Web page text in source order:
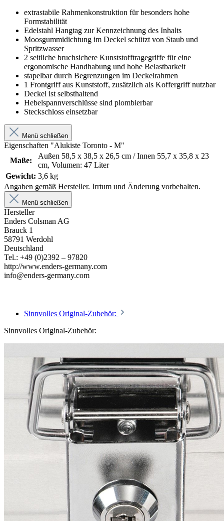
extrastabile Rahmenkonstruktion für besonders hohe
Formstabilität
Edelstahl Hangtag zur Kennzeichnung des Inhalts
Moosgummidichtung im Deckel schützt von Staub und
Spritzwasser
2 seitliche bruchsichere Kunststofftragegriffe für eine
ergonomische Handhabung und hohe Belastbarkeit
stapelbar durch Begrenzungen im Deckelrahmen
1 Frontgriff aus Kunststoff, zusätzlich als Koffergriff nutzbar
Deckel ist selbsthaltend
Hebelspannverschlüsse sind plombierbar
Steckschloss einsetzbar
Menü schließen
Eigenschaften "Alukiste Toronto - M"
Maße:
Außen 58,5 x 38,5 x 26,5 cm / Innen 55,7 x 35,8 x 23
cm, Volumen: 47 Liter
Gewicht: 3,6 kg
Angaben gemäß Hersteller. Irrtum und Änderung vorbehalten.
Menü schließen
Hersteller
Enders Colsman AG
Brauck 1
58791 Werdohl
Deutschland
Tel.: +49 (0)2392 – 97820
http://www.enders-germany.com
info@enders-germany.com
Sinnvolles Original-Zubehör:
Sinnvolles Original-Zubehör: